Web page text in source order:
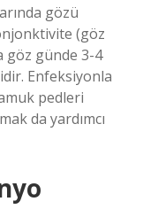
gözü
(göz
göz günde 3-4
Enfeksiyonla
pedleri
da yardımcı